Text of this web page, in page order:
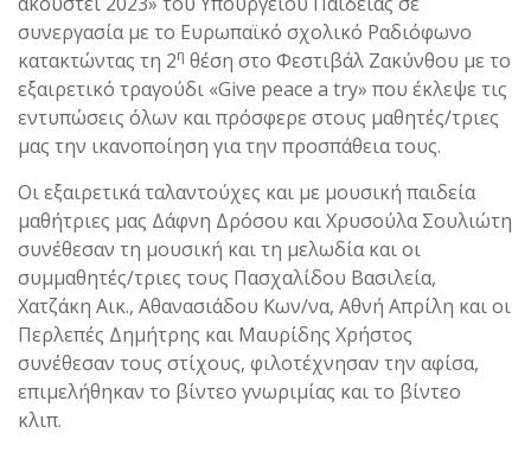
συνεργασία με το Ευρωπαϊκό σχολικό Ραδιόφωνο
κατακτώντας τη 2η θέση στο Φεστιβάλ Ζακύνθου με το
εξαιρετικό τραγούδι «Give peace a try» που έκλεψε τις
εντυπώσεις όλων και πρόσφερε στους μαθητές/τριες
μας την ικανοποίηση για την προσπάθεια τους.
Οι εξαιρετικά ταλαντούχες και με μουσική παιδεία
μαθήτριες μας Δάφνη Δρόσου και Χρυσούλα Σουλιώτη
συνέθεσαν τη μουσική και τη μελωδία και οι
συμμαθητές/τριες τους Πασχαλίδου Βασιλεία,
Χατζάκη Αικ., Αθανασιάδου Κων/να, Αθνή Απρίλη και οι
Περλεπές Δημήτρης και Μαυρίδης Χρήστος
συνέθεσαν τους στίχους, φιλοτέχνησαν την αφίσα,
επιμελήθηκαν το βίντεο γνωριμίας και το βίντεο
κλιπ.